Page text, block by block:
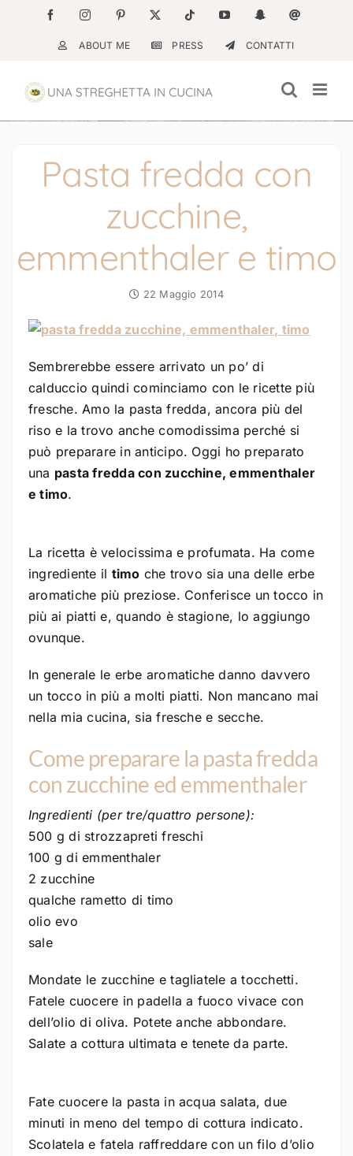
contenuto
FacebookInstagramPinterest Tiktok YouTubeSnapchatEmail
ABOUT ME PRESS CONTATTI
Pasta fredda con
zucchine,
emmenthaler e timo
22 Maggio 2014
Sembrerebbe essere arrivato un po’ di
calduccio quindi cominciamo con le ricette più
fresche. Amo la pasta fredda, ancora più del
riso e la trovo anche comodissima perché si
può preparare in anticipo. Oggi ho preparato
una pasta fredda con zucchine, emmenthaler
e timo.
La ricetta è velocissima e profumata. Ha come
ingrediente il timo che trovo sia una delle erbe
aromatiche più preziose. Conferisce un tocco in
più ai piatti e, quando è stagione, lo aggiungo
ovunque.
In generale le erbe aromatiche danno davvero
un tocco in più a molti piatti. Non mancano mai
nella mia cucina, sia fresche e secche.
Come preparare la pasta fredda
con zucchine ed emmenthaler
Ingredienti (per tre/quattro persone):
500 g di strozzapreti freschi
100 g di emmenthaler
2 zucchine
qualche rametto di timo
olio evo
sale
Mondate le zucchine e tagliatele a tocchetti.
Fatele cuocere in padella a fuoco vivace con
dell’olio di oliva. Potete anche abbondare.
Salate a cottura ultimata e tenete da parte.
Fate cuocere la pasta in acqua salata, due
minuti in meno del tempo di cottura indicato.
Scolatela e fatela raffreddare con un filo d’olio